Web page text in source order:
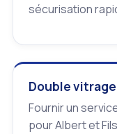
sécurisation
Double vitrage
Fournir un
pour Albert et